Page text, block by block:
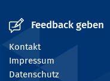
Feedback geben
Kontakt
Impressum
Datenschutz